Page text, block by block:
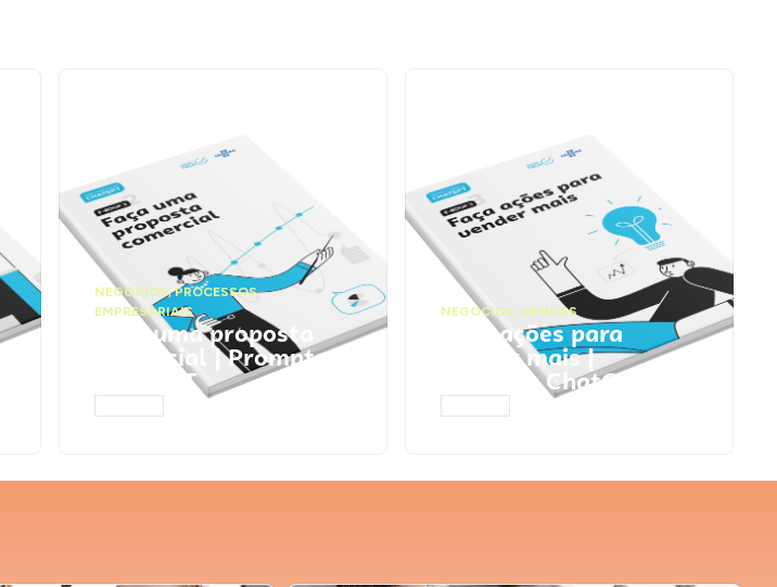
NEGÓCIOS,PROCESSOS
EMPRESARIAIS
Faça uma proposta
comercial | Prompts
ChatGPT
NEGÓCIOS, VENDAS
Faça ações para
vender mais |
Prompts ChatGPT